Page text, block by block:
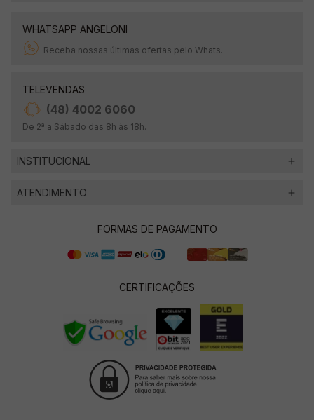
WHATSAPP ANGELONI
Receba nossas últimas ofertas pelo Whats.
TELEVENDAS
(48) 4002 6060
De 2ª a Sábado das 8h às 18h.
INSTITUCIONAL
ATENDIMENTO
FORMAS DE PAGAMENTO
CERTIFICAÇÕES